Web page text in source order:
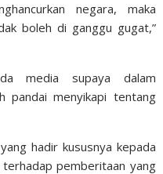
negara, maka
boleh di ganggu gugat,”
media supaya dalam
pandai menyikapi tentang
hadir kususnya kepada
pemberitaan yang